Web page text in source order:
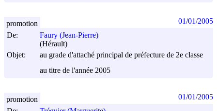
De:
Faury (Jean-Pierre)
(Hérault)
Objet:
au grade d'attaché principal de préfecture de 2e classe
au titre de l'année 2005
promotion 01/01/2005
promotion 01/01/2005